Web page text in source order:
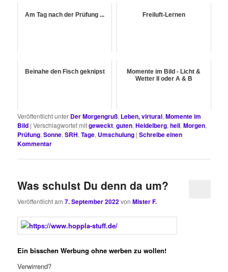
Am Tag nach der Prüfung ... Freiluft-Lernen
Beinahe den Fisch geknipst
Momente im Bild - Licht &
Wetter II oder A & B
Veröffentlicht unter Der Morgengruß, Leben, virtural,Momente im
Bild |Verschlagwortet mitgeweckt,guten,Heidelberg,hell,Morgen,
Prüfung,Sonne,SRH,Tage, Umschulung |Schreibe einen
Kommentar
Was schulst Du denn da um?
Veröffentlicht am7. September 2022vonMister F.
Ein bisschen Werbung ohne werben zu wollen!
Verwirrend?